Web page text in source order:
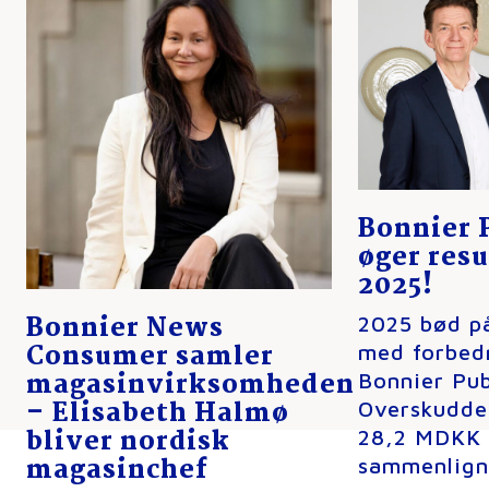
Bonnier News
Consumer samler
magasinvirksomheden
– Elisabeth Halmø
bliver nordisk
magasinchef
Bonnier
øger
2025!
2025 bød
med
Bonnier
28,2